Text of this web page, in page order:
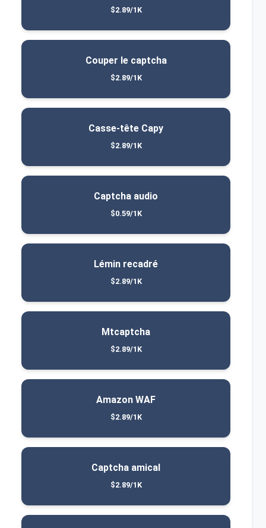
$2.89/1K
Couper le captcha
$2.89/1K
Casse-tête Capy
$2.89/1K
Captcha audio
$0.59/1K
Lémin recadré
$2.89/1K
Mtcaptcha
$2.89/1K
Amazon WAF
$2.89/1K
Captcha amical
$2.89/1K